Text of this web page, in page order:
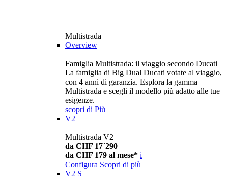
Multistrada
Overview
Famiglia Multistrada: il viaggio secondo Ducati
La famiglia di Big Dual Ducati votate al viaggio,
con 4 anni di garanzia. Esplora la gamma
Multistrada e scegli il modello più adatto alle tue
esigenze.
scopri di Più
V2
Multistrada V2
da CHF 17´290
da CHF 179 al mese* i
Configura Scopri di più
V2 S